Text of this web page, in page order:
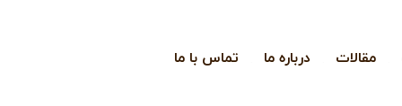
مقالات درباره ما تماس با ما